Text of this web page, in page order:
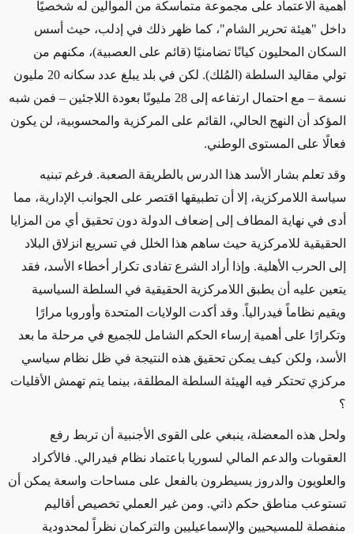
أهمية الاعتماد على مجموعة متماسكة من الموالين له شخصيًا
داخل "هيئة تحرير الشام"، كما ظهر ذلك في إدلب، حيث أسس
السكان المحليون كيانًا تضامنيًا (قائم على العصبية)، مكنهم من
تولي مقاليد السلطة (المُلك). لكن في بلد يبلغ عدد سكانه 20 مليون
نسمة – مع احتمال ارتفاعه إلى 28 مليونًا بعودة اللاجئين – فمن شبه
المؤكد أن النهج الحالي، القائم على المركزية والمحسوبية، لن يكون
فعالًا على المستوى الوطني.
وقد تعلم بشار الأسد هذا الدرس بالطريقة الصعبة. فرغم تبنيه
سياسة اللامركزية، إلا أن تطبيقها اقتصر على الجوانب الإدارية، مما
أدى في نهاية المطاف إلى إضعاف الدولة دون تحقيق أي من المزايا
الحقيقية للامركزية حيث ساهم هذا الخلل في تسريع انزلاق البلاد
إلى الحرب الأهلية. وإذا أراد الشرع تفادى تكرار أخطاء الأسد، فقد
يتعين عليه أن يطبق اللامركزية الحقيقية في السلطة السياسية
ويقيم نظاماً فيدرالياً. وقد أكدت الولايات المتحدة وأوروبا مرارًا
وتكرارًا على أهمية إرساء الحكم الشامل للجميع في مرحلة ما بعد
الأسد، ولكن كيف يمكن تحقيق هذه النتيجة في ظل نظام سياسي
مركزي تحتكر فيه الهيئة السلطة المطلقة، بينما يتم تهمش الأقليات
؟
ولحل هذه المعضلة، ينبغي على القوى الأجنبية أن تربط رفع
العقوبات والدعم المالي لسوريا باعتماد نظام فيدرالي. فالأكراد
والعلويون والدروز يسيطرون بالفعل على مساحات واسعة يمكن أن
تستوعب مناطق حكم ذاتي. ومن غير العملي تخصيص أقاليم
منفصلة للمسيحيين والإسماعيليين والتركمان نظراً لمحدودية